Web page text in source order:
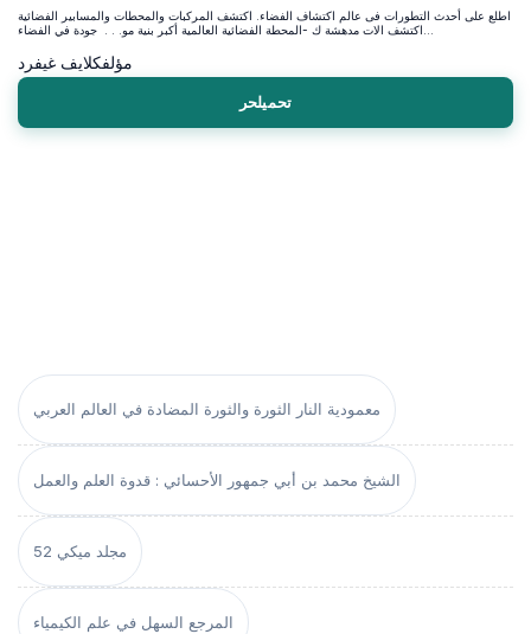
معمودية النار الثورة والثورة المضادة في العالم العربي
الشيخ محمد بن أبي جمهور الأحسائي : قدوة العلم والعمل
مجلد ميكي 52
المرجع السهل في علم الكيمياء
اطلع على أحدث التطورات فى عالم اكتشاف الفضاء. اكتشف المركبات والمحطات والمسابير الفضائية
مؤلفكلايف غيفرد
تحميلحر